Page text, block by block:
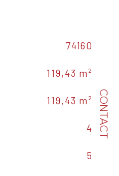
CONTACT
74160
119,43 m²
119,43 m²
4
5